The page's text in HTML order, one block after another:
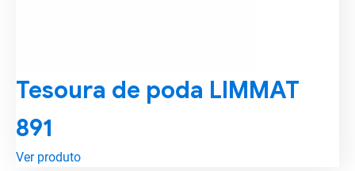
Tesoura de poda LIMMAT
891
Ver produto